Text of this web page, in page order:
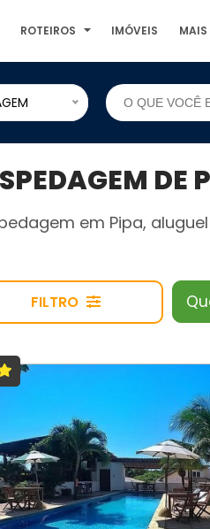
ROTEIROS IMÓVEIS MAIS
em Pipa,
FILTRO